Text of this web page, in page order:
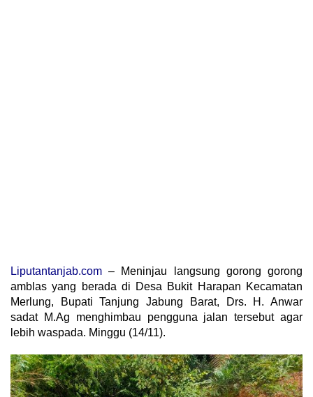
Liputantanjab.com – Meninjau langsung gorong gorong
amblas yang berada di Desa Bukit Harapan Kecamatan
Merlung, Bupati Tanjung Jabung Barat, Drs. H. Anwar
sadat M.Ag menghimbau pengguna jalan tersebut agar
lebih waspada. Minggu (14/11).